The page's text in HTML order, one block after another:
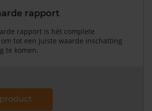
rapport
rapport is hét complete
tot een juiste waarde inschatting
te komen.